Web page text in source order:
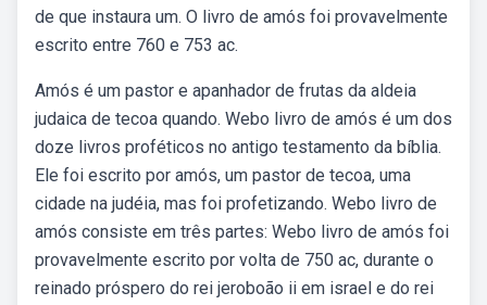
de que instaura um. O livro de amós foi provavelmente
escrito entre 760 e 753 ac.
Amós é um pastor e apanhador de frutas da aldeia
judaica de tecoa quando. Webo livro de amós é um dos
doze livros proféticos no antigo testamento da bíblia.
Ele foi escrito por amós, um pastor de tecoa, uma
cidade na judéia, mas foi profetizando. Webo livro de
amós consiste em três partes: Webo livro de amós foi
provavelmente escrito por volta de 750 ac, durante o
reinado próspero do rei jeroboão ii em israel e do rei